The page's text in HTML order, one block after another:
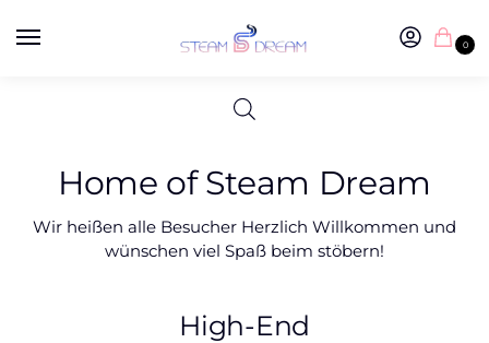
0
Home of Steam Dream
Wir heißen alle Besucher Herzlich Willkommen und
wünschen viel Spaß beim stöbern!
High-End